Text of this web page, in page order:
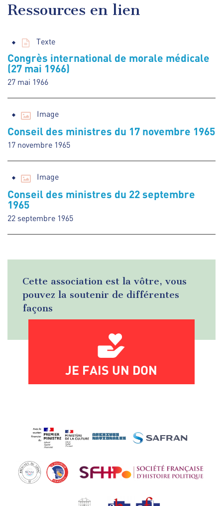
Ressources en lien
Texte
Congrès international de morale médicale
(27 mai 1966)
27 mai 1966
Image
Conseil des ministres du 17 novembre 1965
17 novembre 1965
Image
Conseil des ministres du 22 septembre
1965
22 septembre 1965
Cette association est la vôtre, vous
pouvez la soutenir de différentes
façons
JE FAIS UN DON